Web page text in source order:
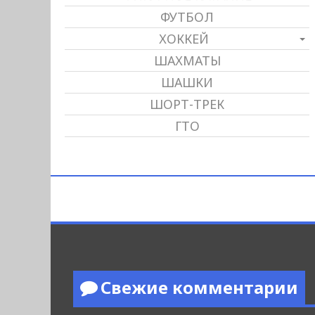
ФУТБОЛ
ХОККЕЙ
ШАХМАТЫ
ШАШКИ
ШОРТ-ТРЕК
ГТО
Свежие комментарии